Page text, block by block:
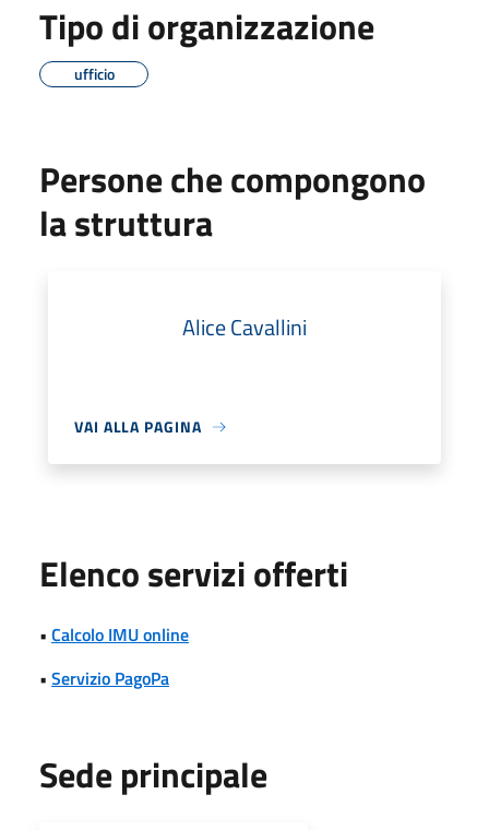
Tipo di organizzazione
ufficio
Persone che compongono
la struttura
Alice Cavallini
VAI ALLA PAGINA
Elenco servizi offerti
• Calcolo IMU online
• Servizio PagoPa
Sede principale